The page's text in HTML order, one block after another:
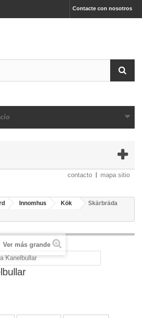
Contacte con nosotros
contacto mapa sitio
Innomhus Kök
Skärbräda
Ver más grande